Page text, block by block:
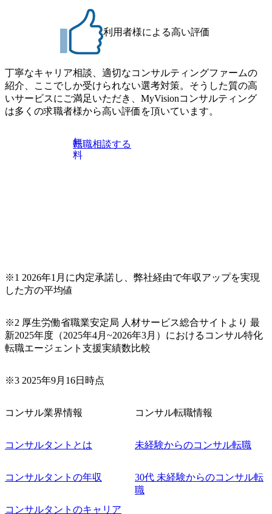
どはなく、個別選考のみの実施を予定しています ※1名あた
りの拘束時間は1時間～最大2時間半程度を想定しています
※1次面接と最終面接の間をなるべく空けないよう調整して
おりますが、調整が叶わないケースもございます オンライ
ン 書類選考通過者
ラインまたはオフラインの実施 ※東京オフィスのみのご応
募となります。他オフィス希望を含めたご応募はお受けい
たしかねますのでご了承ください ● フルタイムでの職務経
歴を2年以上お持ちの方で、東京オフィスのコンサルタント
ポジションに応募意思がある方 ● 英語・日本語ともにビジ
ネスレベルの方 ※日本語が母国語でない方は日本語能力
試験N1またはそれ相当の上級レベルの日本語力(会話・読解
力)
利用者様による高い評価
丁寧なキャリア相談、適切なコンサルティングファームの
紹介、ここでしか受けられない選考対策。そうした質の高
いサービスにご満足いただき、MyVisionコンサルティング
は多くの求職者様から高い評価を頂いています。
無
料
転職相談する
※1 2026年1月に内定承諾し、弊社経由で年収アップを実現
した方の平均値
※2 厚生労働省職業安定局 人材サービス総合サイトより 最
新2025年度（2025年4月~2026年3月）におけるコンサル特化
転職エージェント支援実績数比較
※3 2025年9月16日時点
コンサル業界情報
コンサルタントとは
コンサルタントの年収
コンサルタントのキャリア
コンサル転職情報
未経験からのコンサル転職
30代 未経験からのコンサル転
職